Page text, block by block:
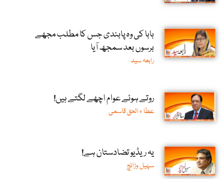
بابا کی وہ پابندی جس کا مطلب مجھے
برسوں بعد سمجھ آیا
رابعہ سید
روتے ہوئے عوام اچھے لگتے ہیں!
عطا ء الحق قاسمی
یہ ریڈیو تضادستان ہے!
سہیل وڑائچ